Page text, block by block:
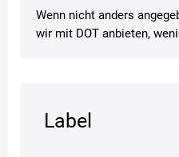
Wenn nicht anders
wir mit DOT anbieten,
Label